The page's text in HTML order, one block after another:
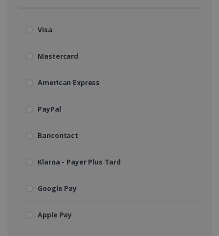
Visa
Mastercard
American Express
PayPal
Bancontact
Klarna - Payer Plus Tard
Google Pay
Apple Pay